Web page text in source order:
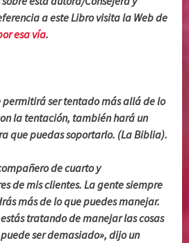
a este Libro visita la Web de
esa vía.
permitirá ser tentado más allá de lo
la tentación, también hará un
que puedas soportarlo. (La Biblia).
de cuarto y
de mis clientes. La gente siempre
más de lo que puedes manejar.
estás tratando de manejar las cosas
ser demasiado», dijo un